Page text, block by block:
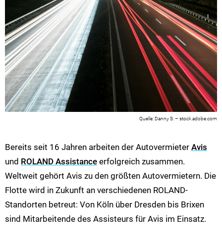
Danny S. – stock.adobe.com
Bereits seit 16 Jahren arbeiten der Autovermieter Avis
und ROLAND Assistance erfolgreich zusammen.
Weltweit gehört Avis zu den größten Autovermietern. Die
Flotte wird in Zukunft an verschiedenen ROLAND-
Standorten betreut: Von Köln über Dresden bis Brixen
sind Mitarbeitende des Assisteurs für Avis im Einsatz.